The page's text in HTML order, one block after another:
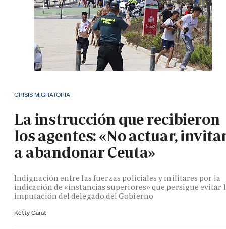
CRISIS MIGRATORIA
La instrucción que recibieron
los agentes: «No actuar,
a abandonar Ceuta»
Indignación entre las fuerzas policiales y militares por la
indicación de «instancias superiores» que persigue evitar
imputación del delegado del Gobierno
Ketty Garat